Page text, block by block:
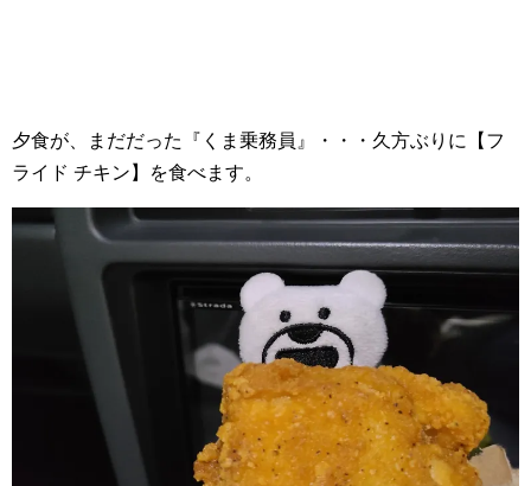
夕食が、まだだった『くま乗務員』・・・久方ぶりに【フ
ライド チキン】を食べます。